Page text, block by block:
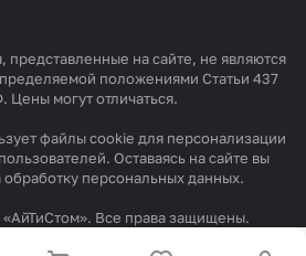
на сайте, не являются
положениями Статьи 437
Цены могут отличаться.
файлы cookie для персонализации
Оставаясь на сайте вы
обработку персональных данных.
Все права защищены.